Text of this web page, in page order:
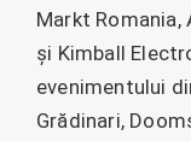
Markt Romania,
și Kimball
evenimentului
Grădinari,